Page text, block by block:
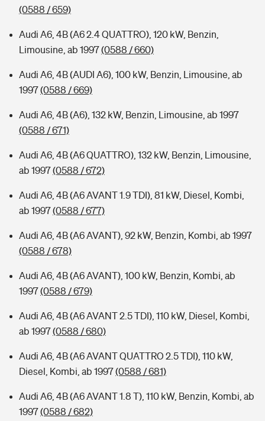
(0588 / 659)
Audi A6, 4B (A6 2.4 QUATTRO), 120 kW, Benzin,
Limousine, ab 1997(0588 / 660)
Audi A6, 4B (AUDI A6), 100 kW, Benzin, Limousine, ab
1997(0588 / 669)
Audi A6, 4B (A6), 132 kW, Benzin, Limousine, ab 1997
(0588 / 671)
Audi A6, 4B (A6 QUATTRO), 132 kW, Benzin, Limousine,
ab 1997(0588 / 672)
Audi A6, 4B (A6 AVANT 1.9 TDI), 81 kW, Diesel, Kombi,
ab 1997(0588 / 677)
Audi A6, 4B (A6 AVANT), 92 kW, Benzin, Kombi, ab 1997
(0588 / 678)
Audi A6, 4B (A6 AVANT), 100 kW, Benzin, Kombi, ab
1997(0588 / 679)
Audi A6, 4B (A6 AVANT 2.5 TDI), 110 kW, Diesel, Kombi,
ab 1997(0588 / 680)
Audi A6, 4B (A6 AVANT QUATTRO 2.5 TDI), 110 kW,
Diesel, Kombi, ab 1997(0588 / 681)
Audi A6, 4B (A6 AVANT 1.8 T), 110 kW, Benzin, Kombi, ab
1997(0588 / 682)